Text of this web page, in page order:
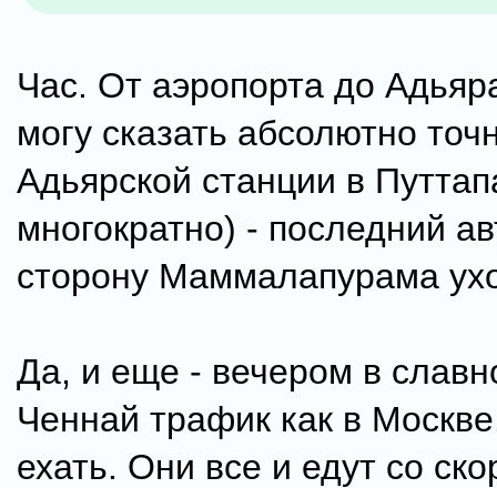
Час. От аэропорта до
могу сказать абсолютно
Адьярской станции в
многократно) - последний
сторону Маммалапурама
Да, и еще - вечером в
Ченнай трафик как в
ехать. Они все и едут со